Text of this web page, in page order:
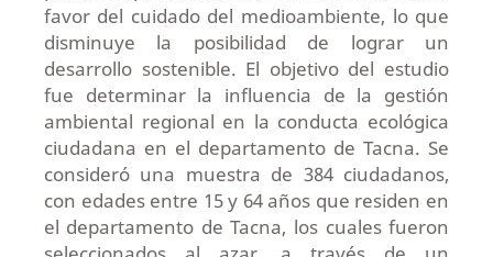
favor del cuidado del medioambiente, lo que
disminuye la posibilidad de lograr un
desarrollo sostenible. El objetivo del estudio
fue determinar la influencia de la gestión
ambiental regional en la conducta ecológica
ciudadana en el departamento de Tacna. Se
consideró una muestra de 384 ciudadanos,
con edades entre 15 y 64 años que residen en
el departamento de Tacna, los cuales fueron